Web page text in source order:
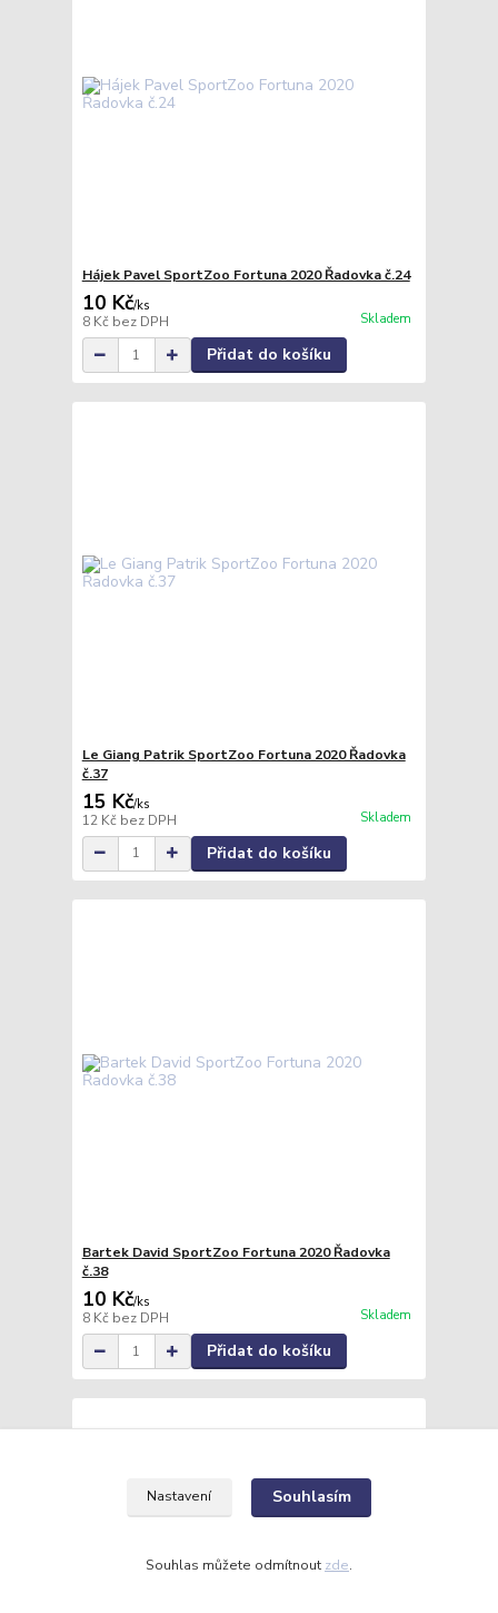
Hájek Pavel SportZoo Fortuna 2020 Řadovka č.24
10 Kč/ks
8 Kč bez DPH Skladem
Přidat do košíku
Le Giang Patrik SportZoo Fortuna 2020 Řadovka
č.37
15 Kč/ks
12 Kč bez DPH Skladem
Přidat do košíku
Bartek David SportZoo Fortuna 2020 Řadovka
č.38
10 Kč/ks
8 Kč bez DPH Skladem
Přidat do košíku
Nastavení Souhlasím
Souhlas můžete odmítnout zde.